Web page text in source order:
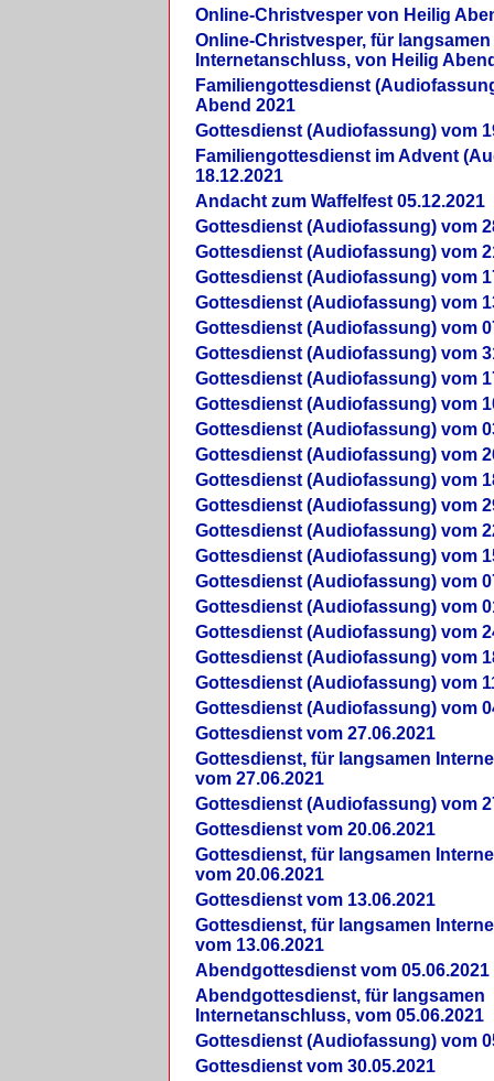
Online-Christvesper von Heilig
Online-Christvesper, für langsamen
Internetanschluss, von Heilig
Familiengottesdienst
Abend 2021
Gottesdienst (Audiofassung) vom
Familiengottesdienst im Advent
18.12.2021
Andacht zum Waffelfest 05.12.2021
Gottesdienst (Audiofassung) vom
Gottesdienst (Audiofassung) vom
Gottesdienst (Audiofassung) vom
Gottesdienst (Audiofassung) vom
Gottesdienst (Audiofassung) vom
Gottesdienst (Audiofassung) vom
Gottesdienst (Audiofassung) vom
Gottesdienst (Audiofassung) vom
Gottesdienst (Audiofassung) vom
Gottesdienst (Audiofassung) vom
Gottesdienst (Audiofassung) vom
Gottesdienst (Audiofassung) vom
Gottesdienst (Audiofassung) vom
Gottesdienst (Audiofassung) vom
Gottesdienst (Audiofassung) vom
Gottesdienst (Audiofassung) vom
Gottesdienst (Audiofassung) vom
Gottesdienst (Audiofassung) vom
Gottesdienst (Audiofassung) vom
Gottesdienst (Audiofassung) vom
Gottesdienst vom 27.06.2021
Gottesdienst, für langsamen
vom 27.06.2021
Gottesdienst (Audiofassung) vom
Gottesdienst vom 20.06.2021
Gottesdienst, für langsamen
vom 20.06.2021
Gottesdienst vom 13.06.2021
Gottesdienst, für langsamen
vom 13.06.2021
Abendgottesdienst vom 05.06.2021
Abendgottesdienst, für langsamen
Internetanschluss, vom 05.06.2021
Gottesdienst (Audiofassung) vom
Gottesdienst vom 30.05.2021